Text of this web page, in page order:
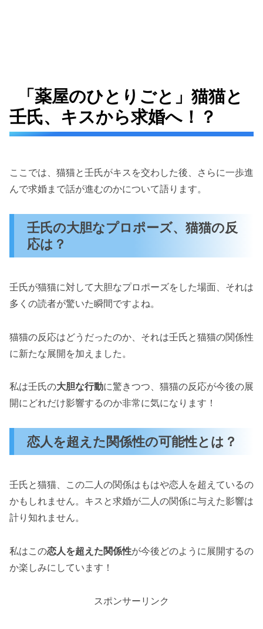
「薬屋のひとりごと」猫猫と
壬氏、キスから求婚へ！？
ここでは、猫猫と壬氏がキスを交わした後、さらに一歩進
んで求婚まで話が進むのかについて語ります。
壬氏の大胆なプロポーズ、猫猫の反
応は？
壬氏が猫猫に対して大胆なプロポーズをした場面、それは
多くの読者が驚いた瞬間ですよね。
猫猫の反応はどうだったのか、それは壬氏と猫猫の関係性
に新たな展開を加えました。
私は壬氏の大胆な行動に驚きつつ、猫猫の反応が今後の展
開にどれだけ影響するのか非常に気になります！
恋人を超えた関係性の可能性とは？
壬氏と猫猫、この二人の関係はもはや恋人を超えているの
かもしれません。キスと求婚が二人の関係に与えた影響は
計り知れません。
私はこの恋人を超えた関係性が今後どのように展開するの
か楽しみにしています！
スポンサーリンク